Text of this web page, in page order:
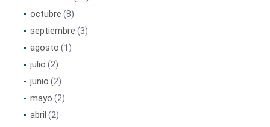
octubre (8)
septiembre (3)
agosto (1)
julio (2)
junio (2)
mayo (2)
abril (2)